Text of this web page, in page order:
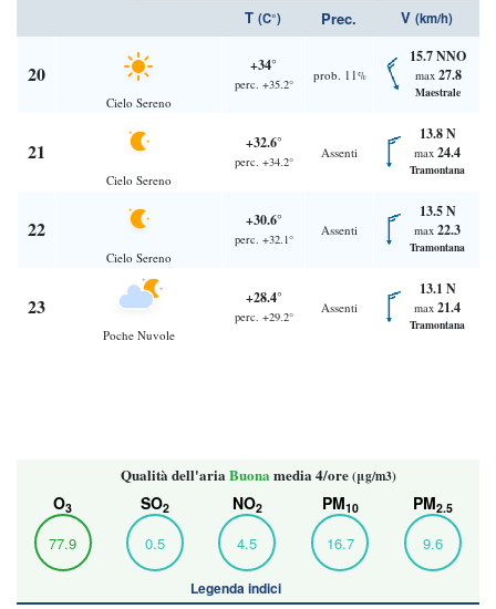
T (C°) Prec. V (km/h)
20
Cielo Sereno
+34°
perc. +35.2°
prob. 11%
15.7 NNO
max 27.8
Maestrale
21
Cielo Sereno
+32.6°
perc. +34.2°
Assenti
13.8 N
max 24.4
Tramontana
22
Cielo Sereno
+30.6°
perc. +32.1°
Assenti
13.5 N
max 22.3
Tramontana
23
Poche Nuvole
+28.4°
perc. +29.2°
Assenti
13.1 N
max 21.4
Tramontana
Qualità dell'ariaBuona media 4/ore(μg/m3)
O3
77.9
SO2
0.5
NO2
4.5
PM10
16.7
PM2.5
9.6
Legenda indici